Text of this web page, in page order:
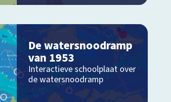
De watersnoodramp
van 1953
Interactieve schoolplaat over
de watersnoodramp